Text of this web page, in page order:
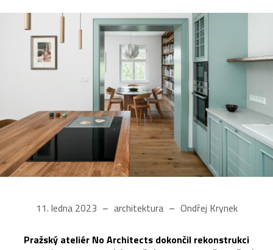
11. ledna 2023 architektura Ondřej Krynek
Pražský ateliér No Architects dokončil rekonstrukci